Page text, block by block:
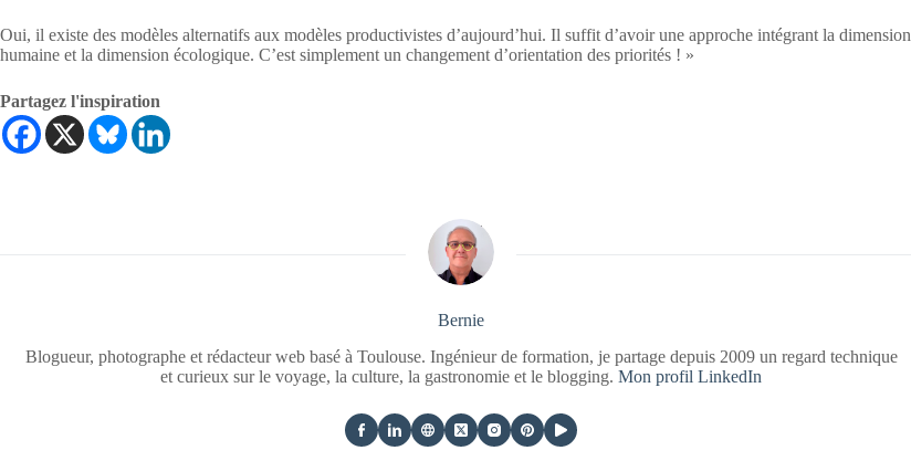
Oui, il existe des modèles alternatifs aux modèles productivistes d’aujourd’hui. Il suffit d’avoir une approche intégrant la dimension
humaine et la dimension écologique. C’est simplement un changement d’orientation des priorités ! »
Partagez l'inspiration
Bernie
Blogueur, photographe et rédacteur web basé à Toulouse. Ingénieur de formation, je partage depuis 2009 un regard technique
et curieux sur le voyage, la culture, la gastronomie et le blogging.Mon profil LinkedIn